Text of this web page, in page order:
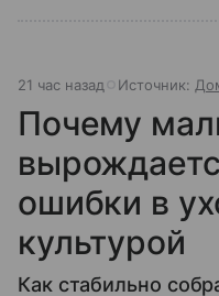
21 час назад Источник:
Почему
ошибки в
культурой
Как стабильно